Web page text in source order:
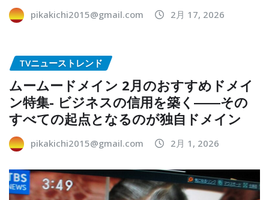
pikakichi2015@gmail.com 2月 17, 2026
TVニューストレンド
ムームードメイン 2月のおすすめドメイ
ン特集- ビジネスの信用を築く――その
すべての起点となるのが独自ドメイン
pikakichi2015@gmail.com 2月 1, 2026